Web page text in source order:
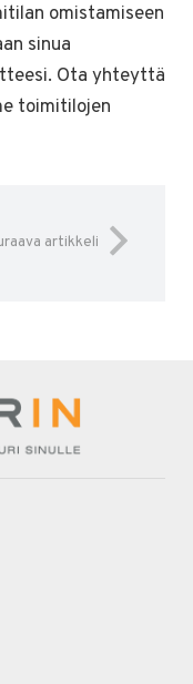
omistamiseen
sinua
Ota yhteyttä
toimitilojen
artikkeli